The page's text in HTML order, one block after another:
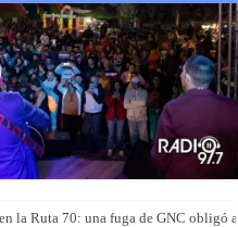
la Ruta 70: una fuga de GNC obligó